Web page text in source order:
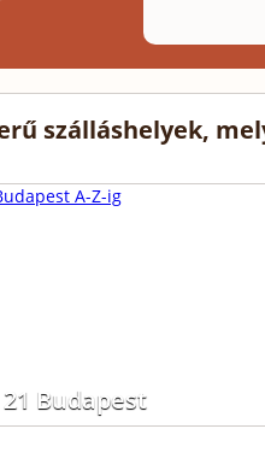
szálláshelyek,
Budapest